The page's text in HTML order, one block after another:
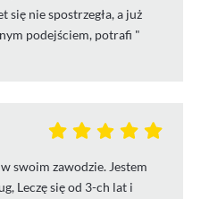
się nie spostrzegła, a już
podejściem, potrafi "
swoim zawodzie. Jestem
Leczę się od 3-ch lat i